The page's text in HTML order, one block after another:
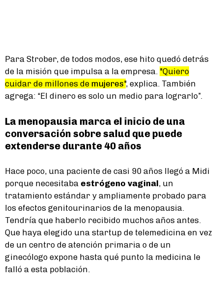
Para Strober, de todos modos, ese hito quedó detrás
de la misión que impulsa a la empresa. "Quiero
cuidar de millones de mujeres", explica. También
agrega: “El dinero es solo un medio para lograrlo”.
La menopausia marca el inicio de una
conversación sobre salud que puede
extenderse durante 40 años
Hace poco, una paciente de casi 90 años llegó a Midi
porque necesitaba estrógeno vaginal, un
tratamiento estándar y ampliamente probado para
los efectos genitourinarios de la menopausia.
Tendría que haberlo recibido muchos años antes.
Que haya elegido una startup de telemedicina en vez
de un centro de atención primaria o de un
ginecólogo expone hasta qué punto la medicina le
falló a esta población.